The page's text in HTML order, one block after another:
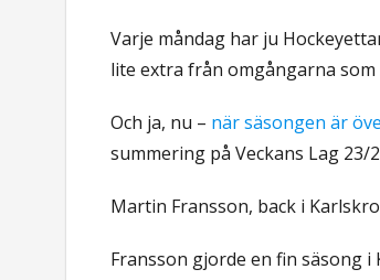
Varje måndag har ju
lite extra från omgångarna som
Och ja, nu – när säsongen är
summering på Veckans Lag 23/
Martin Fransson, back i
Fransson gjorde en fin säsong i